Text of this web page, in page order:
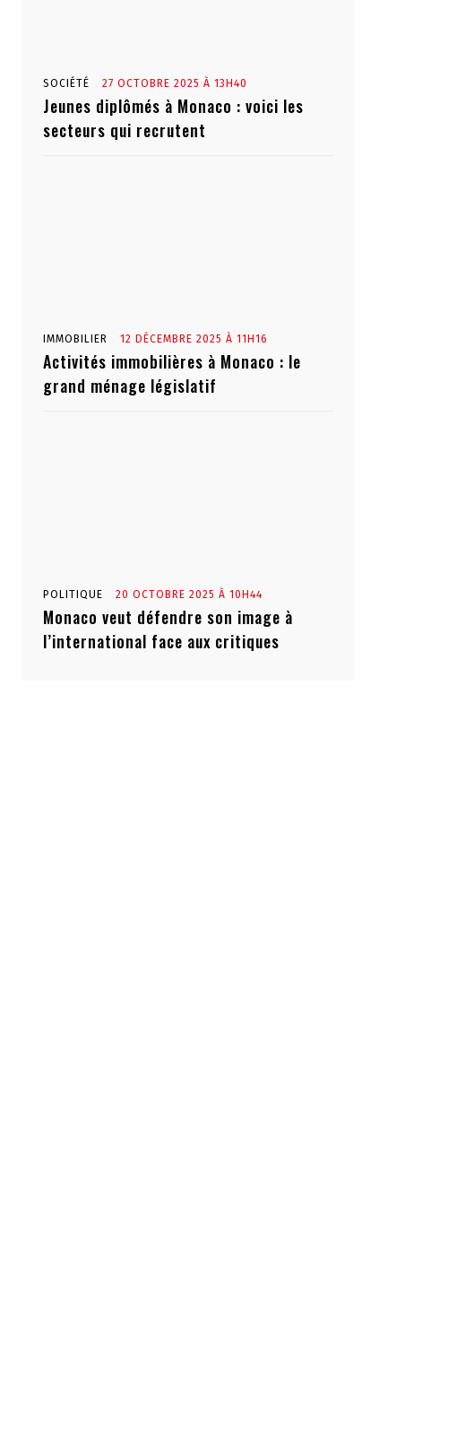
SOCIÉTÉ 27 OCTOBRE 2025 À 13H40
Jeunes diplômés à Monaco : voici les
secteurs qui recrutent
IMMOBILIER 12 DÉCEMBRE 2025 À 11H16
Activités immobilières à Monaco : le
grand ménage législatif
POLITIQUE 20 OCTOBRE 2025 À 10H44
Monaco veut défendre son image à
l’international face aux critiques